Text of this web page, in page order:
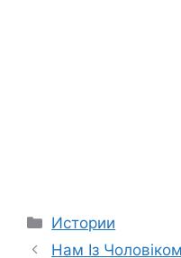
Categories
Истории
Нам Із